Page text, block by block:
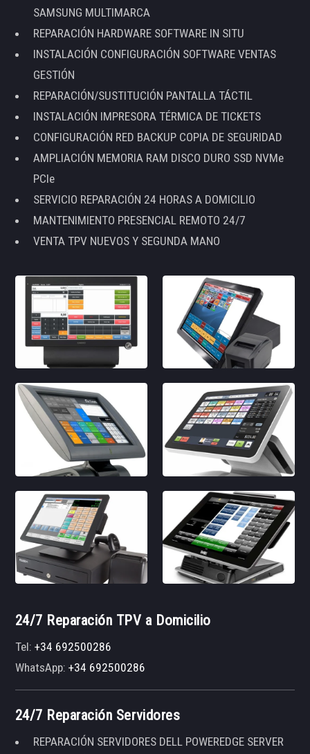
SAMSUNG MULTIMARCA
REPARACIÓN HARDWARE SOFTWARE IN SITU
INSTALACIÓN CONFIGURACIÓN SOFTWARE VENTAS
GESTIÓN
REPARACIÓN/SUSTITUCIÓN PANTALLA TÁCTIL
INSTALACIÓN IMPRESORA TÉRMICA DE TICKETS
CONFIGURACIÓN RED BACKUP COPIA DE SEGURIDAD
AMPLIACIÓN MEMORIA RAM DISCO DURO SSD NVMe
PCIe
SERVICIO REPARACIÓN 24 HORAS A DOMICILIO
MANTENIMIENTO PRESENCIAL REMOTO 24/7
VENTA TPV NUEVOS Y SEGUNDA MANO
24/7 Reparación TPV a Domicilio
Tel:+34 692500286
WhatsApp:+34 692500286
24/7 Reparación Servidores
REPARACIÓN SERVIDORES DELL POWEREDGE SERVER